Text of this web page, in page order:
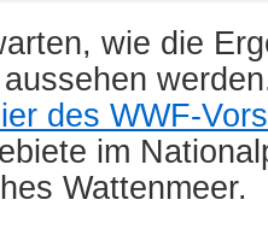
wie die
des WWF-
im
Wattenmeer.